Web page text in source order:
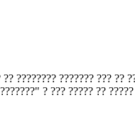
???????? ??????? ???
? ??? ????? ??